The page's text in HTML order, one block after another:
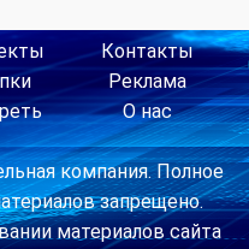
Контакты
Реклама
О нас
компания. Полное
запрещено.
материалов сайта